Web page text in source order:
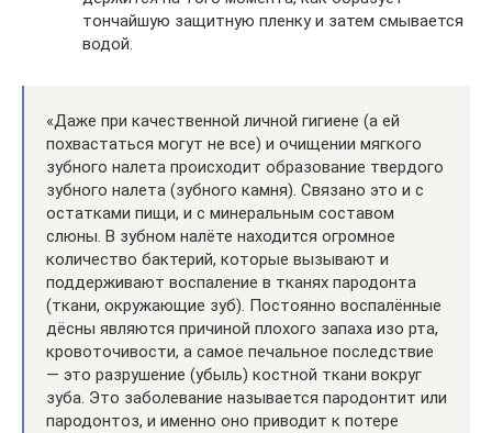
тончайшую защитную пленку и затем смывается
водой.
«Даже при качественной личной гигиене (а ей
похвастаться могут не все) и очищении мягкого
зубного налета происходит образование твердого
зубного налета (зубного камня). Связано это и с
остатками пищи, и с минеральным составом
слюны. В зубном налёте находится огромное
количество бактерий, которые вызывают и
поддерживают воспаление в тканях пародонта
(ткани, окружающие зуб). Постоянно воспалённые
дёсны являются причиной плохого запаха изо рта,
кровоточивости, а самое печальное последствие
— это разрушение (убыль) костной ткани вокруг
зуба. Это заболевание называется пародонтит или
пародонтоз, и именно оно приводит к потере